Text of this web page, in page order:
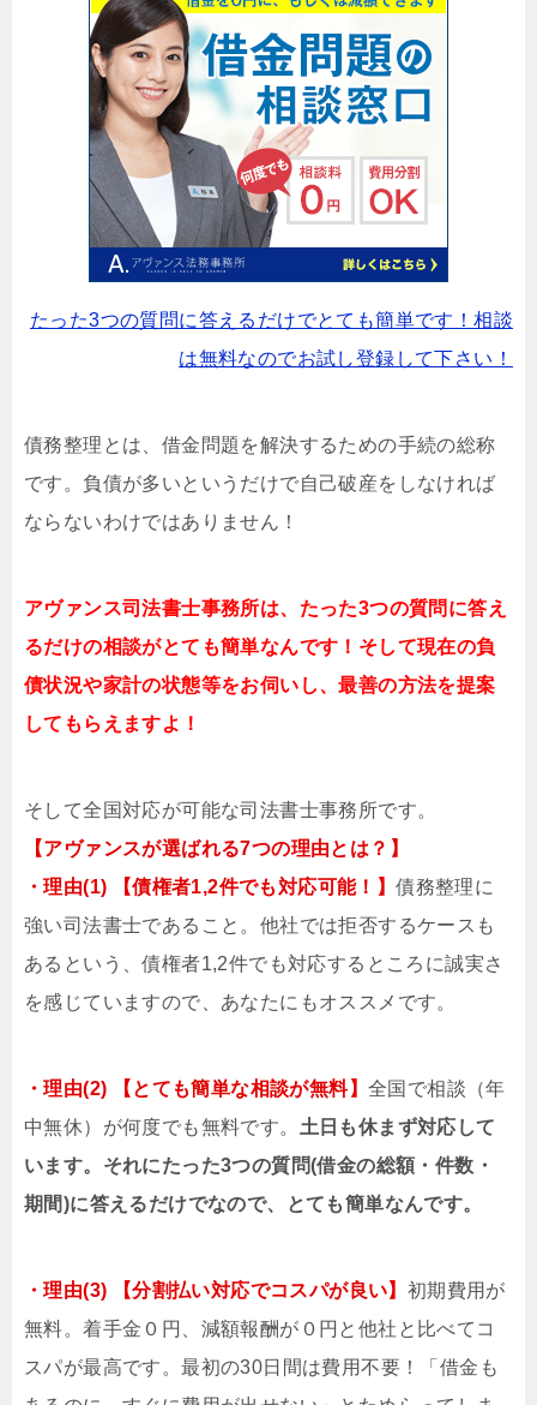
たった3つの質問に答えるだけでとても簡単です！相談
は無料なのでお試し登録して下さい！
債務整理とは、借金問題を解決するための手続の総称
です。負債が多いというだけで自己破産をしなければ
ならないわけではありません！
アヴァンス司法書士事務所は、 たった3つの質問に答え
るだけの相談がとても簡単なんです！そして現在の負
債状況や家計の状態等をお伺いし、最善の方法を提案
してもらえますよ！
そして全国対応が可能な司法書士事務所です。
【アヴァンスが選ばれる7つの理由とは？】
・理由(1) 【債権者1,2件でも対応可能！】債務整理に
強い司法書士であること。他社では拒否するケースも
あるという、債権者1,2件でも対応するところに誠実さ
を感じていますので、あなたにもオススメです。
・理由(2) 【とても簡単な相談が無料】 全国で相談（年
中無休）が何度でも無料です。 土日も休まず対応して
います。それにたった3つの質問(借金の総額・件数・
期間)に答えるだけでなので、とても簡単なんです。
・理由(3) 【分割払い対応でコスパが良い】 初期費用が
無料。着手金０円、減額報酬が０円と他社と比べてコ
スパが最高です。最初の30日間は費用不要！「借金も